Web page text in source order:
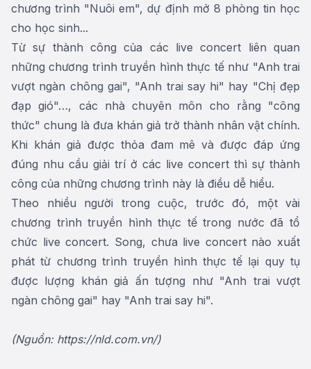
chương trình "Nuôi em", dự định mở 8 phòng tin học
cho học sinh...
Từ sự thành công của các live concert liên quan
những chương trình truyền hình thực tế như "Anh trai
vượt ngàn chông gai", "Anh trai say hi" hay "Chị đẹp
đạp gió"…, các nhà chuyên môn cho rằng "công
thức" chung là đưa khán giả trở thành nhân vật chính.
Khi khán giả được thỏa đam mê và được đáp ứng
đúng nhu cầu giải trí ở các live concert thì sự thành
công của những chương trình này là điều dễ hiểu.
Theo nhiều người trong cuộc, trước đó, một vài
chương trình truyền hình thực tế trong nước đã tổ
chức live concert. Song, chưa live concert nào xuất
phát từ chương trình truyền hình thực tế lại quy tụ
được lượng khán giả ấn tượng như "Anh trai vượt
ngàn chông gai" hay "Anh trai say hi".
(Nguồn: https://nld.com.vn/)